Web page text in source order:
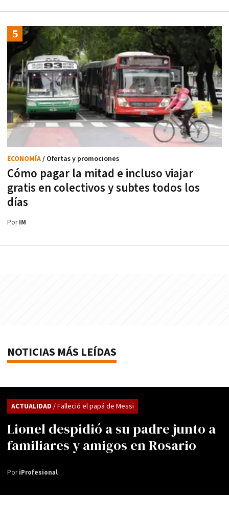
Cómo pagar la mitad e incluso viajar
gratis en colectivos y subtes todos los
días
ECONOMÍA/ Ofertas y promociones
PorIM
NOTICIAS MÁS LEÍDAS
Lionel despidió a su padre junto a
familiares y amigos en Rosario
ACTUALIDAD / Falleció el papá de Messi
PoriProfesional